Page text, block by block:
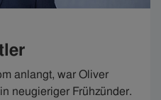
anlangt, war Oliver
neugieriger Frühzünder.